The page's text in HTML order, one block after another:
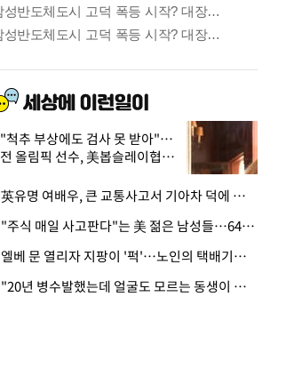
"척추 부상에도 검사 못 받아"…
전 올림픽 선수, 美봅슬레이협회
· 英유명 여배우, 큰 교통사고서 기아차 덕에 살았다
· "주식 매일 사고판다"는 美 젊은 남성들…64%가 "나는 인생의 패배자“
· 엘베 문 열리자 지팡이 '퍽'…노인의 택배기사 폭행 이유
· "20년 병수발했는데 얼굴도 모르는 동생이 유산 절반을"…배다른 형제 상속권 있을까